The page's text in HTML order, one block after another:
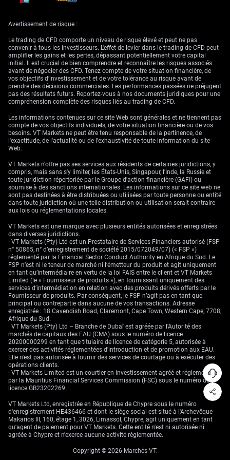
Tension sur les stocks et
facteurs haussiers à plus
long terme
Nous ne pouvons toutefois pas ignorer les niveaux de stocks
américains, désormais très bas et au plus bas depuis plus de quatre
décennies. Cette tension fondamentale ressemble à un ressort
comprimé, d’autant plus que la Réserve stratégique de pétrole (SPR) des
États-Unis évolue elle aussi près de ses plus bas de 40 ans, autour de
370 millions de barils. Le marché choisit pour l’instant de reléguer ce
facteur haussier au second plan au profit des nouvelles géopolitiques.
Ce décalage crée une opportunité intéressante à plus long terme,
lorsque l’attention se reportera sur le marché physique. Nous voyons de
la valeur dans l’achat d’options d’achat (calls) hors de la monnaie, à
échéance de trois à six mois, actuellement peu chères du fait de la
baisse des prix au comptant. Si la mise en œuvre de l’accord avec l’Iran
était retardée, ou si la demande restait robuste, ces positions pourraient
générer des gains substantiels.
Les tendances de la demande estivale soutiennent également cette
thèse haussière sous-jacente, la consommation augmentant
généralement pendant la haute saison de conduite. La solidité récente
des indices PMI en Chine et en Inde suggère que la demande mondiale
reste résiliente, ce qui continuera d’entamer ces stocks déjà faibles.
Cette pression fondamentale finira par se refléter dans les prix.
Avertissement de risque :
Le trading de CFD comporte un niveau de risque élevé et peut ne pas
convenir à tous les investisseurs. L'effet de levier dans le trading de CFD peut
amplifier les gains et les pertes, dépassant potentiellement votre capital
initial. Il est crucial de bien comprendre et reconnaître les risques associés
avant de négocier des CFD. Tenez compte de votre situation financière, de
vos objectifs d’investissement et de votre tolérance au risque avant de
prendre des décisions commerciales. Les performances passées ne préjugent
pas des résultats futurs. Reportez-vous à nos documents juridiques pour une
compréhension complète des risques liés au trading de CFD.
Les informations contenues sur ce site Web sont générales et ne tiennent pas
compte de vos objectifs individuels, de votre situation financière ou de vos
besoins. VT Markets ne peut être tenu responsable de la pertinence, de
l'exactitude, de l'actualité ou de l'exhaustivité de toute information du site
Web.
VT Markets n'offre pas ses services aux résidents de certaines juridictions, y
compris, mais sans s'y limiter, les États-Unis, Singapour, l'Inde, la Russie et
toute juridiction répertoriée par le Groupe d'action financière (GAFI) ou
soumise à des sanctions internationales. Les informations sur ce site web ne
sont pas destinées à être distribuées ou utilisées par toute personne ou entité
dans toute juridiction où une telle distribution ou utilisation serait contraire
aux lois ou réglementations locales.
VT Markets est une marque avec plusieurs entités autorisées et enregistrées
dans diverses juridictions.
· VT Markets (Pty) Ltd est un Prestataire de Services Financiers autorisé (FSP
n° 50865, n° d’enregistrement de société 2015/072049/07) (« FSP »)
réglementé par la Financial Sector Conduct Authority en Afrique du Sud. Le
FSP n’est ni le teneur de marché ni l’émetteur du produit et agit uniquement
en tant qu’intermédiaire en vertu de la loi FAIS entre le client et VT Markets
Limited (le « Fournisseur de produits »), en fournissant uniquement des
services d’intermédiation en relation avec des produits dérivés offerts par le
Fournisseur de produits. Par conséquent, le FSP n’agit pas en tant que
principal ou contrepartie dans aucune de vos transactions. Adresse
enregistrée : 18 Cavendish Road, Claremont, Cape Town, Western Cape, 7708,
Afrique du Sud.
· VT Markets (Pty) Ltd – Branche de Dubaï est agréée par l'Autorité des
marchés de capitaux des EAU (CMA) sous le numéro de licence
20200000299 en tant que titulaire de licence de catégorie 5, autorisée à
exercer des activités réglementées d'introduction et de promotion aux EAU.
Elle n'est pas autorisée à fournir des services de courtage ou à exécuter des
opérations clients.
· VT Markets Limited est un courtier en investissement agréé et réglementé
par la Mauritius Financial Services Commission (FSC) sous le numéro de
licence GB23202269.
VT Markets Ltd, enregistrée en République de Chypre sous le numéro
d'enregistrement HE436466 et dont le siège social est situé à l'Archevêque
Makarios III, 160, étage 1, 3026, Limassol, Chypre, agit uniquement en tant
qu'agent de paiement pour VT Markets. Cette entité n'est ni autorisée ni
agréée à Chypre et n'exerce aucune activité réglementée.
Copyright © 2026 Marchés VT.